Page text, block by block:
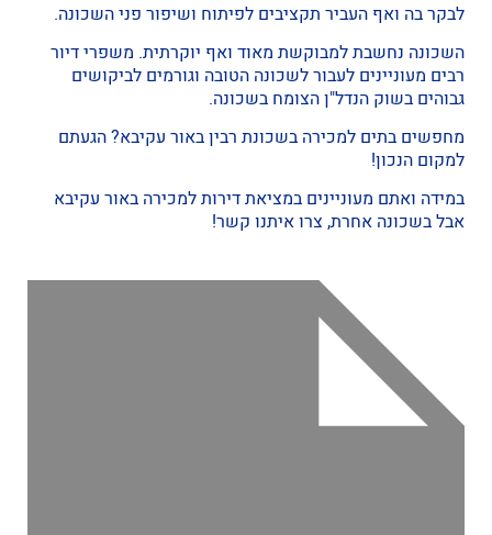
לבקר בה ואף העביר תקציבים לפיתוח ושיפור פני השכונה.
השכונה נחשבת למבוקשת מאוד ואף יוקרתית. משפרי דיור
רבים מעוניינים לעבור לשכונה הטובה וגורמים לביקושים
גבוהים בשוק הנדל"ן הצומח בשכונה.
מחפשים בתים למכירה בשכונת רבין באור עקיבא? הגעתם
למקום הנכון!
במידה ואתם מעוניינים במציאתדירות למכירה באור עקיבא
אבל בשכונה אחרת, צרו איתנו קשר!